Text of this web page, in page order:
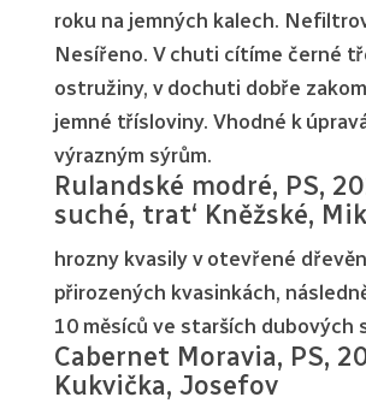
roku na jemných kalech.
Nesířeno. V chuti cítíme černé
ostružiny, v dochuti dobře
jemné třísloviny. Vhodné k
výrazným sýrům.
Rulandské modré, PS,
suché, trat‘ Kněžské,
hrozny kvasily v otevřené
přirozených kvasinkách,
10 měsíců ve starších dubových
Cabernet Moravia, PS,
Kukvička, Josefov